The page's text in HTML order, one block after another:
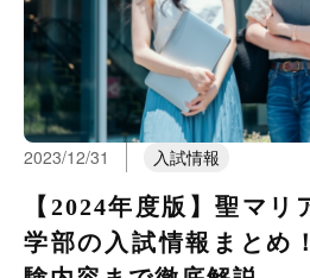
2023/12/31 入試情報
【2024年度版】聖マリ
学部の入試情報まとめ